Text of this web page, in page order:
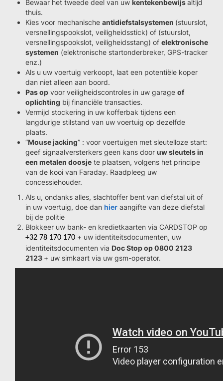
Bewaar het tweede deel van uw kentekenbewijsaltijd
thuis.
Kies voor mechanische antidiefstalsystemen (stuurslot,
versnellingspookslot, veiligheidsstick) of (stuurslot,
versnellingspookslot, veiligheidsstang) of elektronische
systemen (elektronische startonderbreker, GPS-tracker
enz.)
Als u uw voertuig verkoopt, laat een potentiële koper
dan niet alleen aan boord.
Pas op voor veiligheidscontroles in uw garage of
oplichting bij financiële transacties.
Vermijd stockering in uw kofferbak tijdens een
langdurige stilstand van uw voertuig op dezelfde
plaats.
“Mouse jacking” : voor voertuigen met sleutelloze start:
geef signaalversterkers geen kans door uw sleutels in
een metalen doosje te plaatsen, volgens het principe
van de kooi van Faraday. Raadpleeg uw
concessiehouder.
Als u, ondanks alles, slachtoffer bent van diefstal uit of
in uw voertuig, doe dan hier aangifte van deze diefstal
bij de politie
Blokkeer uw bank- en kredietkaarten via CARDSTOP op
+32 78 170 170 + uw identiteitsdocumenten, uw
identiteitsdocumenten via Doc Stop op 0800 2123
2123 + uw simkaart via uw gsm-operator.